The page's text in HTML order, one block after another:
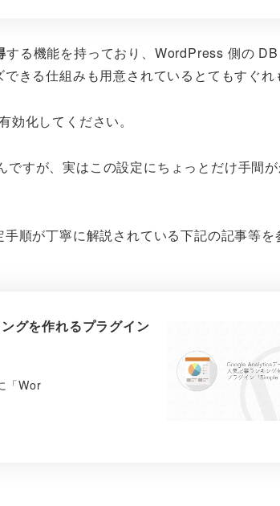
する機能を持っており、WordPress 側の
きる仕組みも用意されているとてもすぐれ
化してください。
すが、実はこの設定にちょっとだけ手間が
順が丁寧に解説されている下記の記事等を
グを作れるプラグイン
「Wor